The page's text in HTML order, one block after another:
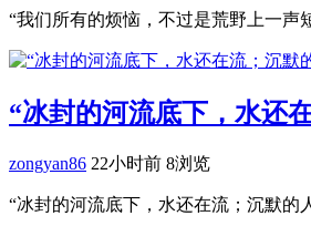
“我们所有的烦恼，不过是荒野上一声
“冰封的河流底下，水还
zongyan86 22小时前 8浏览
“冰封的河流底下，水还在流；沉默的